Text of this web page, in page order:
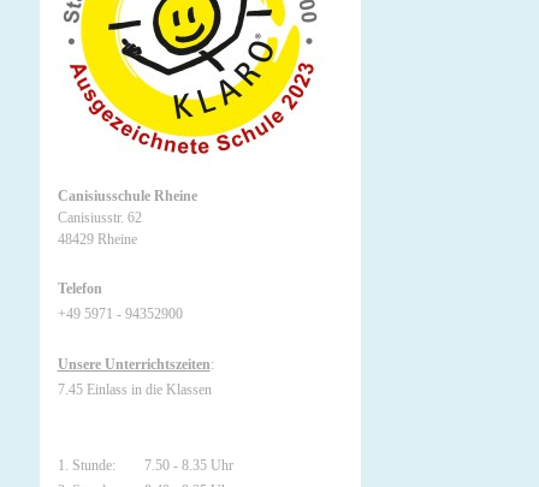
Canisiusschule Rheine
Canisiusstr. 62
48429 Rheine
Telefon
+49 5971 - 94352900
Unsere Unterrichtszeiten:
7.45 Einlass in die Klassen
1. Stunde: 7.50 - 8.35 Uhr